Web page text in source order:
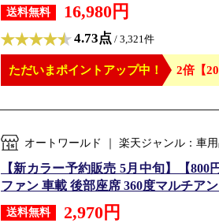
送料無料 16,980円
4.73点 / 3,321件
ただいまポイントアップ中！ 2倍【
オートワールド ｜ 楽天ジャンル：車
【新カラー予約販売 5月中旬】【
ファン 車載 後部座席 360度マルチア
送料無料 2,970円